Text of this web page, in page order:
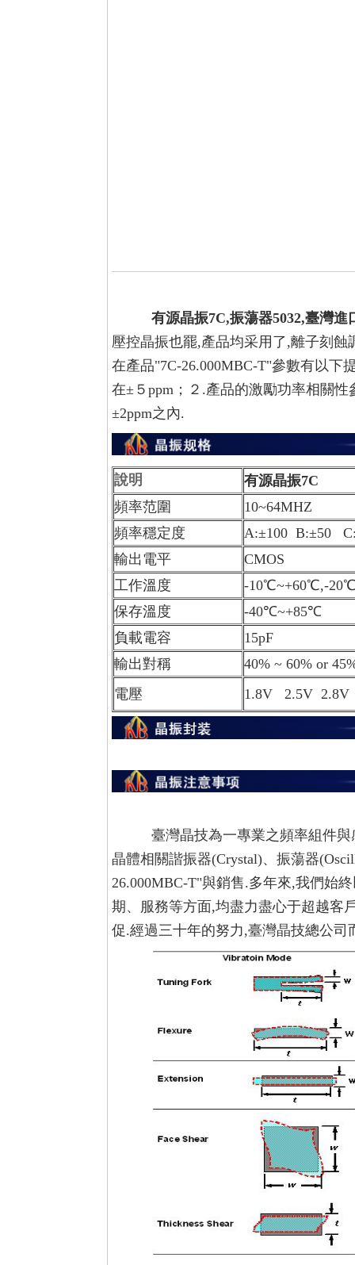
有源晶振7C,振蕩器5032,臺灣進
壓控晶振也罷,產品均采用了,離子刻
在產品"7C-26.000MBC-T"參數有以下
在±５ppm；２.產品的激勵功率相關
±2ppm之內.
說明
有源晶振7C
頻率范圍
10~64MHZ
頻率穩定度
A:±100 B:±50
輸出電平
CMOS
工作溫度
-10℃~+60℃,-
保存溫度
-40℃~+85℃
負載電容
15pF
輸出對稱
40% ~ 60% or
電壓
1.8V 2.5V 2.8V
臺灣晶技為一專業之頻率組件與
晶體相關諧振器(Crystal)、振蕩器
26.000MBC-T"與銷售.多年來,我們始
期、服務等方面,均盡力盡心于超越客
促.經過三十年的努力,臺灣晶技總公司